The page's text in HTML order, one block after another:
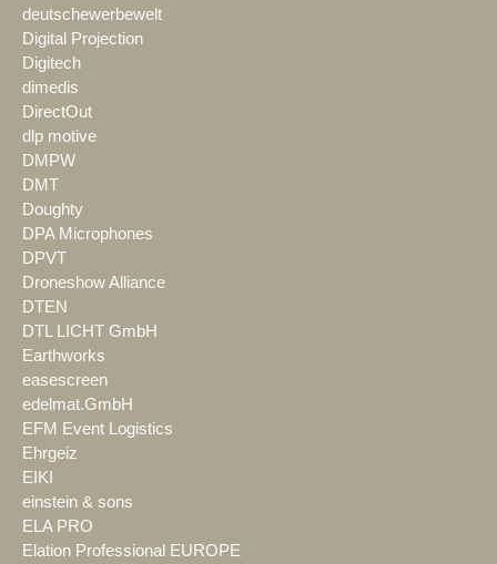
deutschewerbewelt
Digital Projection
Digitech
dimedis
DirectOut
dlp motive
DMPW
DMT
Doughty
DPA Microphones
DPVT
Droneshow Alliance
DTEN
DTL LICHT GmbH
Earthworks
easescreen
edelmat.GmbH
EFM Event Logistics
Ehrgeiz
EIKI
einstein & sons
ELA PRO
Elation Professional EUROPE